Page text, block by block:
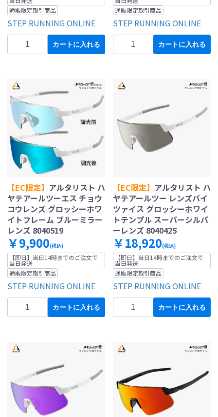
通販限定取引商品
STEP RUNNING ONLINE
カートに入れる
通販限定取引商品
STEP RUNNING ONLINE
カートに入れる
【EC限定】 アルタリスト ハ
ヤテアールツーエス チョウ
コウレンズ グロッシーホワ
イトフレーム ブルーミラー
レンズ 8040519
￥9,900(税込)
【即日】当日14時までのご注文で
当日発送
通販限定取引商品
STEP RUNNING ONLINE
カートに入れる
【EC限定】 アルタリスト ハ
ヤテアールツー レンズバイ
ツァイス グロッシーホワイ
トテンプル スーパーシルバ
ーレンズ 8040425
￥18,920(税込)
【即日】当日14時までのご注文で
当日発送
通販限定取引商品
STEP RUNNING ONLINE
カートに入れる